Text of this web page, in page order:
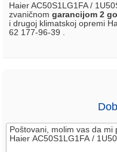
Haier AC50S1LG1FA /
zvaničnom garancijom 2
i drugoj klimatskoj opremi
62 177-96-39 .